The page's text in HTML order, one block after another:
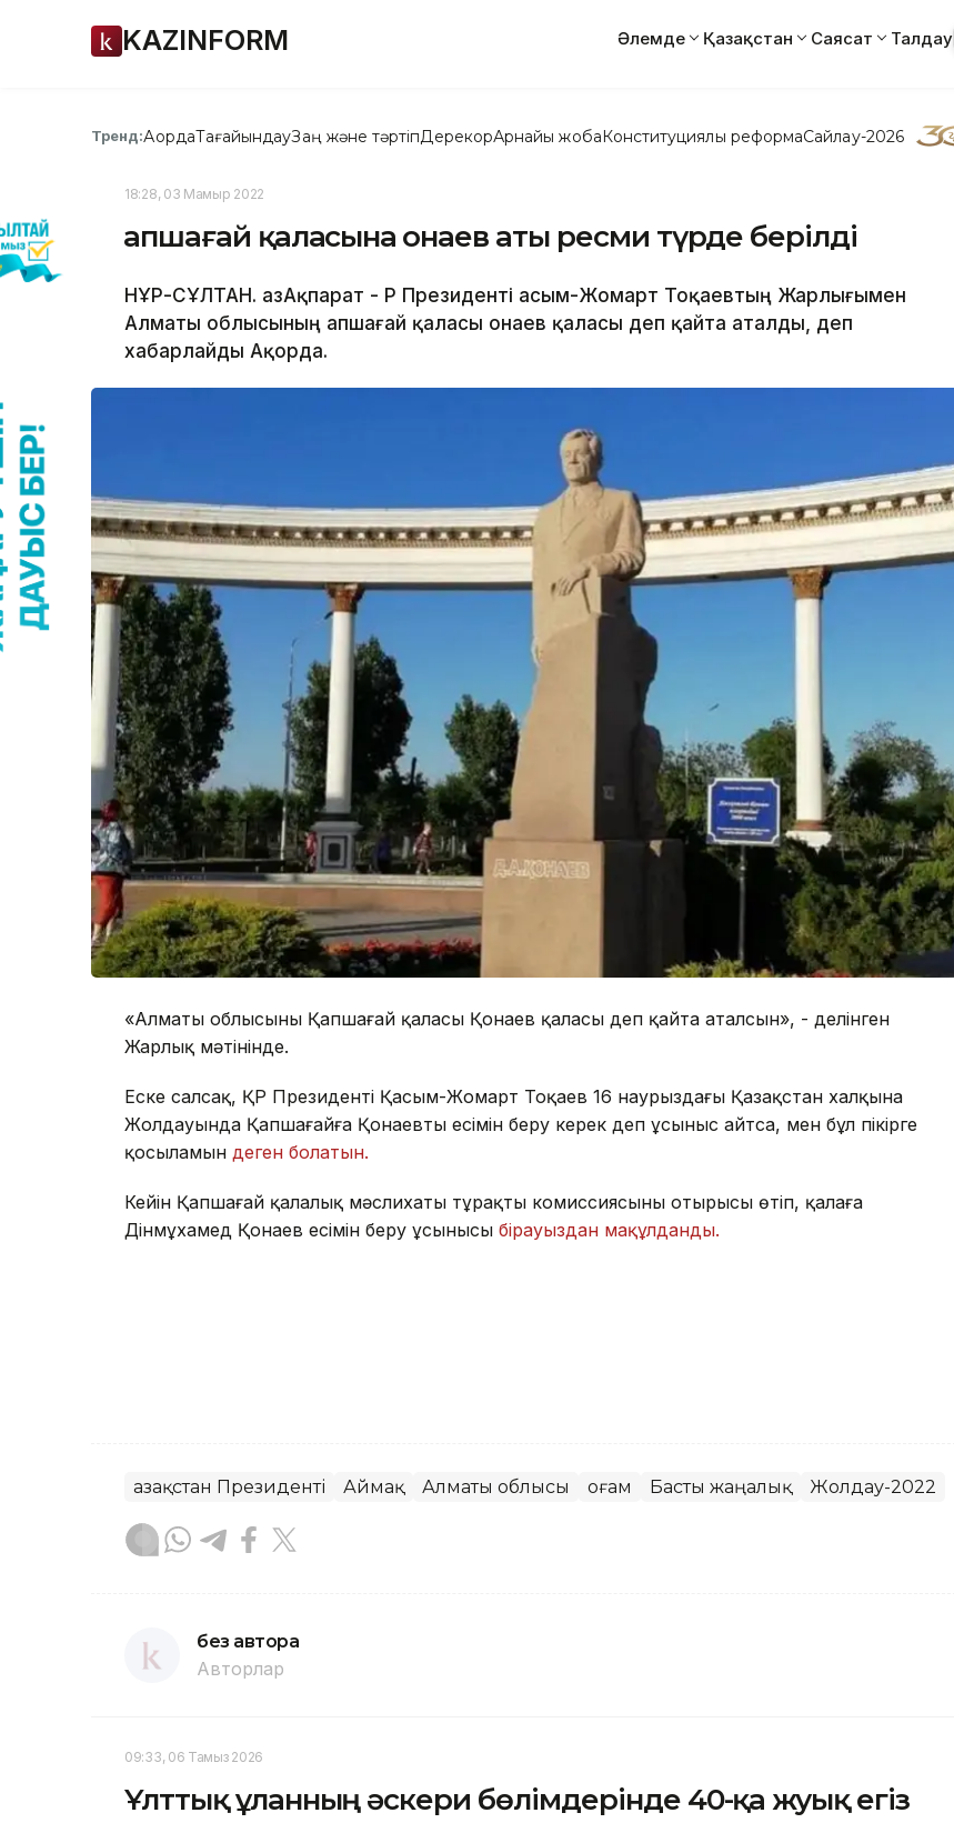
KAZINFORM Әлемде Қазақстан Саясат Талдау
Тренд:АқордаТағайындауЗаң және тәртіпДерекқорАрнайы жобаКонституциялық реформаСайлау-2026
18:28, 03 Мамыр 2022
Қапшағай қаласына Қонаев аты ресми түрде берілді
НҰР-СҰЛТАН. ҚазАқпарат - ҚР Президенті Қасым-Жомарт Тоқаевтың Жарлығымен
Алматы облысының Қапшағай қаласы Қонаев қаласы деп қайта аталды, деп
хабарлайды Ақорда.
«Алматы облысының Қапшағай қаласы Қонаев қаласы деп қайта аталсын», - делінген
Жарлық мәтінінде.
Еске салсақ, ҚР Президенті Қасым-Жомарт Тоқаев 16 наурыздағы Қазақстан халқына
Жолдауында Қапшағайға Қонаевтың есімін беру керек деп ұсыныс айтса, мен бұл пікірге
қосыламын деген болатын.
Кейін Қапшағай қалалық мәслихаты тұрақты комиссиясының отырысы өтіп, қалаға
Дінмұхамед Қонаев есімін беру ұсынысы бірауыздан мақұлданды.
Қазақстан Президенті Аймақ Алматы облысы Қоғам Басты жаңалық Жолдау-2022
без автора
Авторлар
09:33, 06 Тамыз 2026
Ұлттық ұланның әскери бөлімдерінде 40-қа жуық егіз